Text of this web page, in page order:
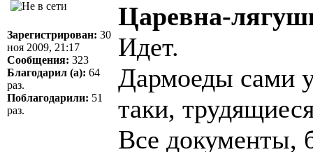
Зарегистрирован: 30
ноя 2009, 21:17
Сообщения: 323
Благодарил (а): 64
раз.
Поблагодарили: 51
раз.
Царевна-
Идет.
Дармоеды сами
таки,
Все документы,